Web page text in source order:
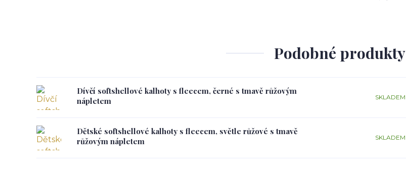
Podobné produkty
Dívčí softshellové kalhoty s fleecem, černé s tmavě růžovým
nápletem
SKLADEM
Dětské softshellové kalhoty s fleecem, světle růžové s tmavě
růžovým nápletem
SKLADEM